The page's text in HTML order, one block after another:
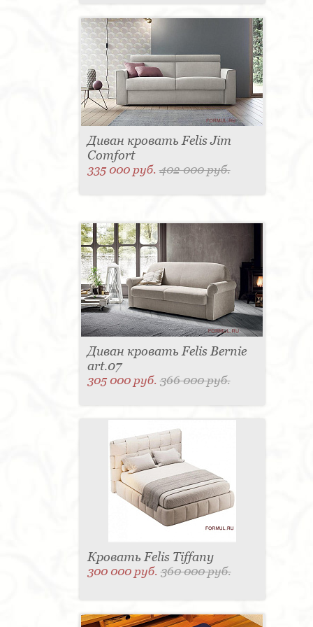
Диван кровать Felis Jim
Comfort
335 000 руб.402 000 руб.
Диван кровать Felis Bernie
art.07
305 000 руб.366 000 руб.
Кровать Felis Tiffany
300 000 руб.360 000 руб.